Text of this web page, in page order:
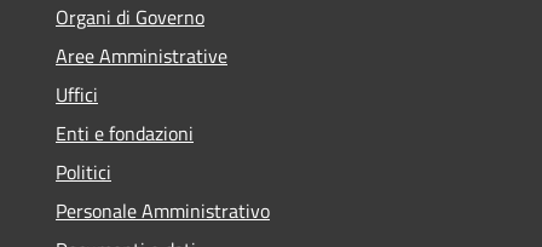
Organi di Governo
Aree Amministrative
Uffici
Enti e fondazioni
Politici
Personale Amministrativo